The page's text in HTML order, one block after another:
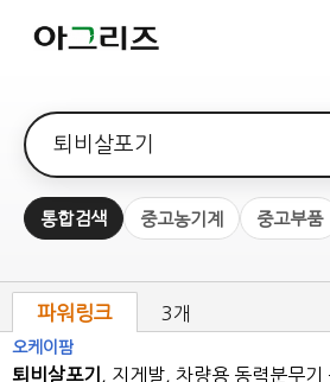
검색어
통합검색 중고농기계 중고부품
파워링크 3개
오케이팜
퇴비살포기 , 지게발, 차량용 동력분무기